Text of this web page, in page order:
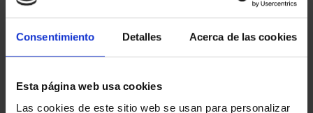
Consentimiento Detalles Acerca de las cookies
Esta página web usa cookies
Las cookies de este sitio web se usan para personalizar
AGUAFUERTE 'EJEMPLO
56,00 €
AGUAFUERTE